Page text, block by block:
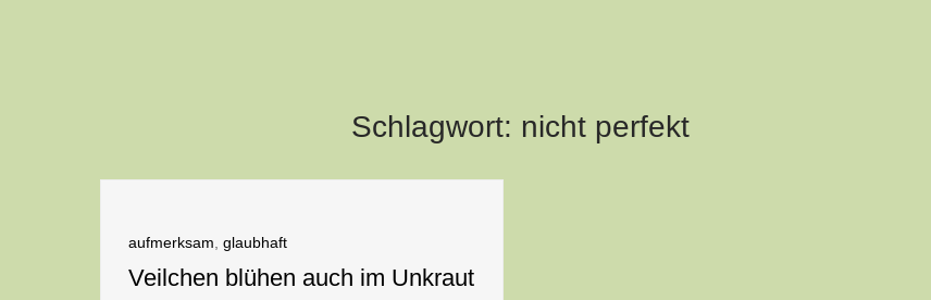
Schlagwort: nicht perfekt
aufmerksam glaubhaft
Veilchen blühen auch im Unkraut